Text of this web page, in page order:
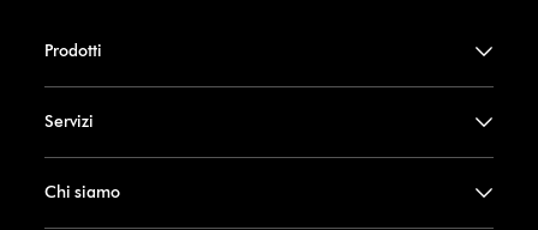
Prodotti
Servizi
Chi siamo